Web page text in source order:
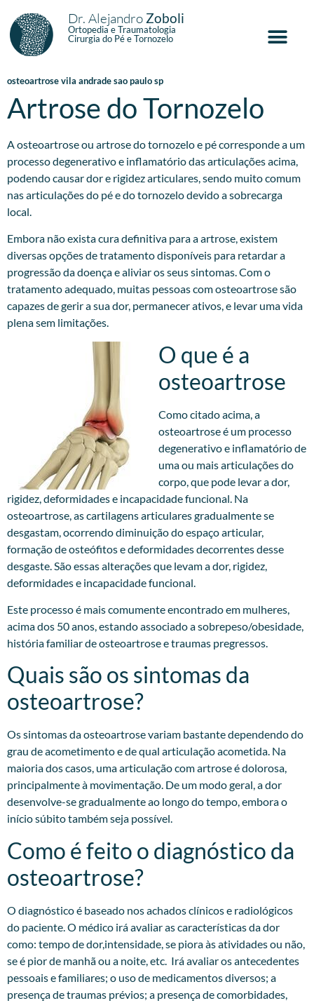
Dr. Alejandro Zoboli
Ortopedia e Traumatologia
Cirurgia do Pé e Tornozelo
osteoartrose vila andrade sao paulo sp
Artrose do Tornozelo
A osteoartrose ou artrose do tornozelo e pé corresponde a um
processo degenerativo e inflamatório das articulações acima,
podendo causar dor e rigidez articulares, sendo muito comum
nas articulações do pé e do tornozelo devido a sobrecarga
local.
Embora não exista cura definitiva para a artrose, existem
diversas opções de tratamento disponíveis para retardar a
progressão da doença e aliviar os seus sintomas. Com o
tratamento adequado, muitas pessoas com osteoartrose são
capazes de gerir a sua dor, permanecer ativos, e levar uma vida
plena sem limitações.
O que é a
osteoartrose
Como citado acima, a
osteoartrose é um processo
degenerativo e inflamatório de
uma ou mais articulações do
corpo, que pode levar a dor,
rigidez, deformidades e incapacidade funcional. Na
osteoartrose, as cartilagens articulares gradualmente se
desgastam, ocorrendo diminuição do espaço articular,
formação de osteófitos e deformidades decorrentes desse
desgaste. São essas alterações que levam a dor, rigidez,
deformidades e incapacidade funcional.
Este processo é mais comumente encontrado em mulheres,
acima dos 50 anos, estando associado a sobrepeso/obesidade,
história familiar de osteoartrose e traumas pregressos.​
Quais são os sintomas da
osteoartrose?
Os sintomas da osteoartrose variam bastante dependendo do
grau de acometimento e de qual articulação acometida. Na
maioria dos casos, uma articulação com artrose é dolorosa,
principalmente à movimentação. De um modo geral, a dor
desenvolve-se gradualmente ao longo do tempo, embora o
início súbito também seja possível.
Como é feito o diagnóstico da
osteoartrose?
O diagnóstico é baseado nos achados clínicos e radiológicos
do paciente. O médico irá avaliar as características da dor
como: tempo de dor,intensidade, se piora às atividades ou não,
se é pior de manhã ou a noite, etc. Irá avaliar os antecedentes
pessoais e familiares; o uso de medicamentos diversos; a
presença de traumas prévios; a presença de comorbidades,